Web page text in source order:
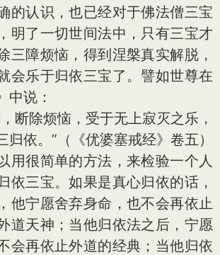
的认识，也已经对于佛法僧三宝
明了一切世间法中，只有三宝才
三障烦恼，得到涅槃真实解脱，
会乐于归依三宝了。譬如世尊在
中说：
除烦恼，受于无上寂灭之乐，
归依。”（《优婆塞戒经》卷五）
很简单的方法，来检验一个人
依三宝。如果是真心归依的话，
他宁愿舍弃身命，也不会再依止
道天神；当他归依法之后，宁愿
会再依止外道的经典；当他归依